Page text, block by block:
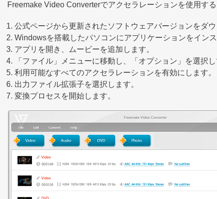
Freemake Video Converterでアクセラレーションを使用す
公式ページから更新されたソフトウェアバージョンをダ
Windowsを搭載したパソコンにアプリケーションをイン
アプリを開き、ムービーを追加します。
「ファイル」メニューに移動し、「オプション」を選択
利用可能なすべてのアクセラレーションを有効にします。
出力ファイル拡張子を選択します。
変換プロセスを開始します。